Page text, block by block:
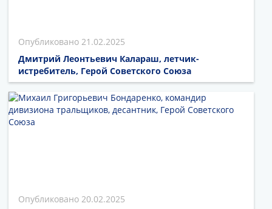
21.02.2025
Дмитрий Леонтьевич Калараш, летчик-
истребитель, Герой Советского Союза
20.02.2025